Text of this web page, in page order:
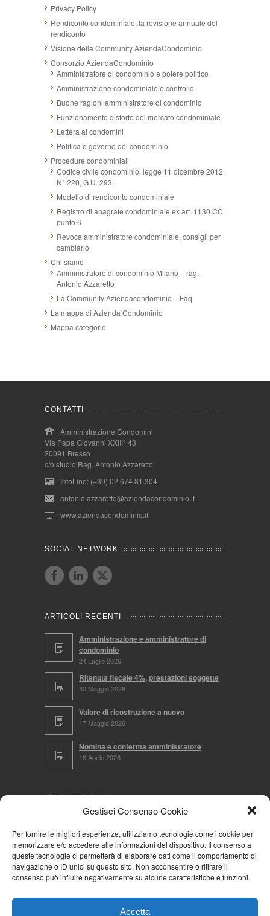
Gestisci Consenso Cookie
Per fornire le migliori esperienze, utilizziamo tecnologie come i cookie per
memorizzare e/o accedere alle informazioni del dispositivo. Il consenso a
queste tecnologie ci permetterà di elaborare dati come il comportamento di
navigazione o ID unici su questo sito. Non acconsentire o ritirare il
consenso può influire negativamente su alcune caratteristiche e funzioni.
Accetta
Privacy Policy
Rendiconto condominiale, la revisione annuale del
rendiconto
Visione della Community AziendaCondominio
Consorzio AziendaCondominio
Amministratore di condominio e potere politico
Amministrazione condominiale e controllo
Buone ragioni amministratore di condominio
Funzionamento distorto del mercato condominiale
Lettera ai condomini
Politica e governo del condominio
Procedure condominiali
Codice civile condominio, legge 11 dicembre 2012
N° 220, G.U. 293
Modello di rendiconto condominiale
Registro di anagrafe condominiale ex art. 1130 CC
punto 6
Revoca amministratore condominiale, consigli per
cambiarlo
Chi siamo
Amministratore di condominio Milano – rag.
Antonio Azzaretto
La Community Aziendacondominio – Faq
La mappa di Azienda Condominio
Mappa categorie
CONTATTI
Amministrazione Condomini
Via Papa Giovanni XXIII° 43
20091 Bresso
c/o studio Rag. Antonio Azzaretto
InfoLine: (+39) 02.674.81.304
antonio.azzaretto@aziendacondominio.it
www.aziendacondominio.it
SOCIAL NETWORK
ARTICOLI RECENTI
Amministrazione e amministratore di
condominio
24 Luglio 2026
Ritenuta fiscale 4%, prestazioni soggette
30 Maggio 2026
Valore di ricostruzione a nuovo
17 Maggio 2026
Nomina e conferma amministratore
16 Aprile 2026
CERCA NEL SITO
NAVIGA PER
Mappa completa
Cookie Policy (UE)